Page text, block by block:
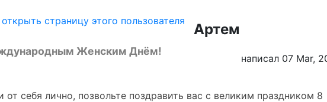
Артем
написал 07 Mar,
Женским Днём!
от себя лично, позвольте поздравить вас с великим праздником 8